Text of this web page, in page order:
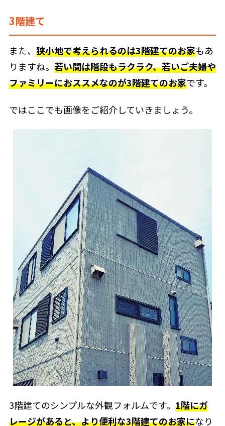
3階建て
また、 狭小地で考えられるのは3階建てのお家もあ
りますね。 若い間は階段もラクラク、若いご夫婦や
ファミリーにおススメなのが3階建てのお家です。
ではここでも画像をご紹介していきましょう。
3階建てのシンプルな外観フォルムです。 1階にガ
レージがあると、より便利な3階建てのお家になり